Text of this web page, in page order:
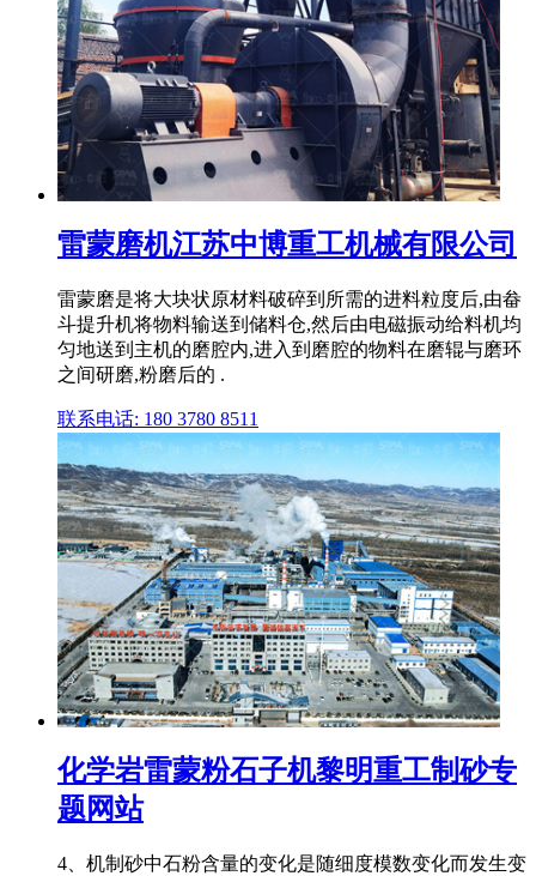
雷蒙磨机江苏中博重工机械有限公司
雷蒙磨是将大块状原材料破碎到所需的进料粒度后,由畚
斗提升机将物料输送到储料仓,然后由电磁振动给料机均
匀地送到主机的磨腔内,进入到磨腔的物料在磨辊与磨环
之间研磨,粉磨后的 .
联系电话: 180 3780 8511
化学岩雷蒙粉石子机黎明重工制砂专
题网站
4、机制砂中石粉含量的变化是随细度模数变化而发生变